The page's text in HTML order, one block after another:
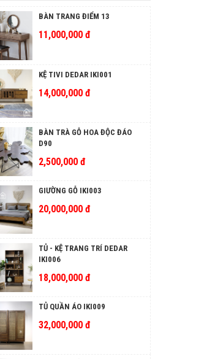
BÀN TRANG ĐIỂM 13
11,000,000 đ
KỆ TIVI DEDAR IKI001
14,000,000 đ
BÀN TRÀ GỖ HOA ĐỘC ĐÁO
D90
2,500,000 đ
GIƯỜNG GỖ IKI003
20,000,000 đ
TỦ - KỆ TRANG TRÍ DEDAR
IKI006
18,000,000 đ
TỦ QUẦN ÁO IKI009
32,000,000 đ